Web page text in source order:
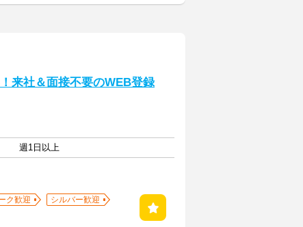
来社＆面接不要のWEB登録
週1日以上
ク歓迎
シルバー歓迎